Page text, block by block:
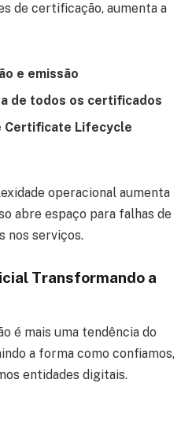
de certificação, aumenta a
e emissão
de todos os certificados
Certificate Lifecycle
operacional aumenta
abre espaço para falhas de
nos serviços.
Transformando a
é mais uma tendência do
a forma como confiamos,
entidades digitais.